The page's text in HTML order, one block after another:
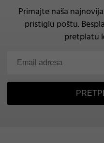
Primajte naša
pristiglu poštu.
pretplatu